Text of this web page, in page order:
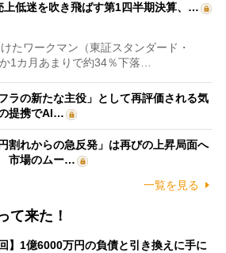
上低迷を吹き飛ばす第1四半期決算、…
たワークマン（東証スタンダード・
1カ月あまりで約34％下落…
ラの新たな主役」として再評価される気
提携でAI…
割れからの急反発」は再びの上昇局面へ
市場のムー…
一覧を見る
て来た！
回】1億6000万円の負債と引き換えに手に